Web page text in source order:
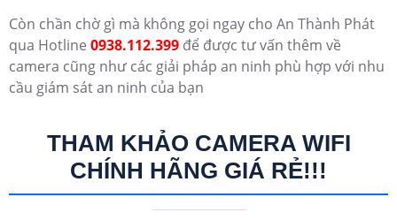
Còn chần chờ gì mà không gọi ngay cho An Thành Phát
qua Hotline 0938.112.399 để được tư vấn thêm về
camera cũng như các giải pháp an ninh phù hợp với nhu
cầu giám sát an ninh của bạn
THAM KHẢO CAMERA WIFI
CHÍNH HÃNG GIÁ RẺ!!!